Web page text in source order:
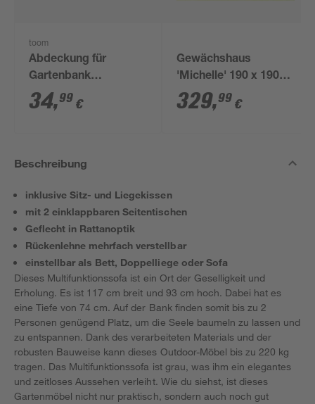
toom
Abdeckung für
Gartenbank
wasserabweisend
122 x 95 x 95 cm
34,99 €
Gewächshaus
'Michelle' 190 x 190
cm mit 4 mm
Hohlkammerplatten
329,99 €
Beschreibung
inklusive Sitz- und Liegekissen
mit 2 einklappbaren Seitentischen
Geflecht in Rattanoptik
Rückenlehne mehrfach verstellbar
einstellbar als Bett, Doppelliege oder Sofa
Dieses Multifunktionssofa ist ein Ort der Geselligkeit und
Erholung. Es ist 117 cm breit und 93 cm hoch. Dabei hat es
eine Tiefe von 74 cm. Auf der Bank finden somit bis zu 2
Personen genügend Platz, um die Seele baumeln zu lassen und
zu entspannen. Dank des verarbeiteten Materials und der
robusten Bauweise kann dieses Outdoor-Möbel bis zu 220 kg
tragen. Das Multifunktionssofa ist grau, was ihm ein elegantes
und zeitloses Aussehen verleiht. Wie du siehst, ist dieses
Gartenmöbel nicht nur praktisch, sondern auch noch gut